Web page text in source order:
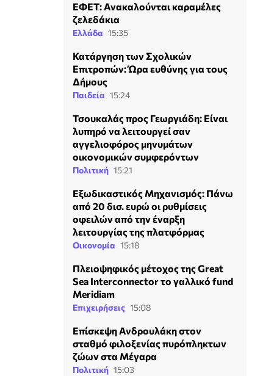
ΕΦΕΤ: Ανακαλούνται καραμέλες
ζελεδάκια
Ελλάδα 15:35
Κατάργηση των Σχολικών
Επιτροπών: Ώρα ευθύνης για τους
Δήμους
Παιδεία 15:24
Τσουκαλάς προς Γεωργιάδη: Είναι
λυπηρό να λειτουργεί σαν
αγγελιοφόρος μηνυμάτων
οικονομικών συμφερόντων
Πολιτική 15:21
Εξωδικαστικός Μηχανισμός: Πάνω
από 20 δισ. ευρώ οι ρυθμίσεις
οφειλών από την έναρξη
λειτουργίας της πλατφόρμας
Οικονομία 15:18
Πλειοψηφικός μέτοχος της Great
Sea Interconnector το γαλλικό fund
Meridiam
Επιχειρήσεις 15:08
Επίσκεψη Ανδρουλάκη στον
σταθμό φιλοξενίας πυρόπληκτων
ζώων στα Μέγαρα
Πολιτική 15:03